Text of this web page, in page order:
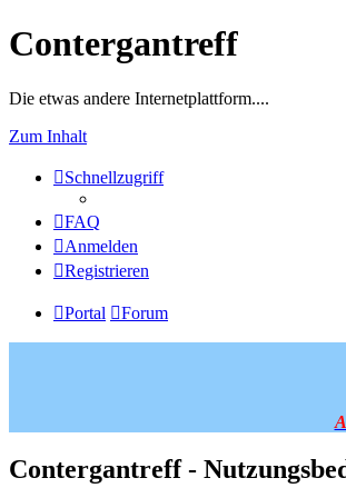
Contergantreff
Die etwas andere Internetplattform....
Zum Inhalt
Schnellzugriff
FAQ
Anmelden
Registrieren
Portal Forum
Contergantreff -